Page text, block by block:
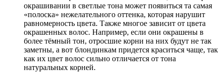
окрашивании в светлые тона может появиться та самая
«полоска» нежелательного оттенка, которая нарушит
равномерность цвета. Также многое зависит от цвета
окрашенных волос. Например, если они окрашены в
более тёмный тон, отросшие корни на них будут не так
заметны, а вот блондинкам придется краситься чаще, так
как их цвет волос сильно отличается от тона
натуральных корней.